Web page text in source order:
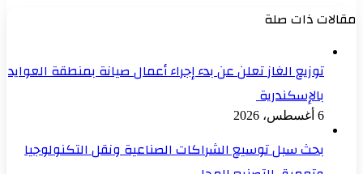
مقالات ذات صلة
توزيع الغاز تعلن عن بدء إجراء أعمال صيانة بمنطقة العوايد
بالإسكندرية
6 أغسطس، 2026
بحث سبل توسيع الشراكات الصناعية ونقل التكنولوجيا